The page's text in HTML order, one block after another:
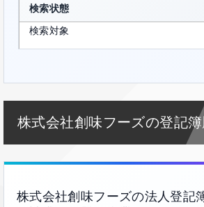
検索状態
検索対象
株式会社創味フーズの登記
株式会社創味フーズの法人登記